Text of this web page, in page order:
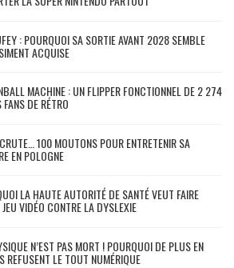
: POURQUOI SA SORTIE AVANT 2028 SEMBLE
ACQUISE
MACHINE : UN FLIPPER FONCTIONNEL DE 2 274
DE RÉTRO
100 MOUTONS POUR ENTRETENIR SA
EN POLOGNE
LA HAUTE AUTORITÉ DE SANTÉ VEUT FAIRE
VIDÉO CONTRE LA DYSLEXIE
N’EST PAS MORT ! POURQUOI DE PLUS EN
REFUSENT LE TOUT NUMÉRIQUE